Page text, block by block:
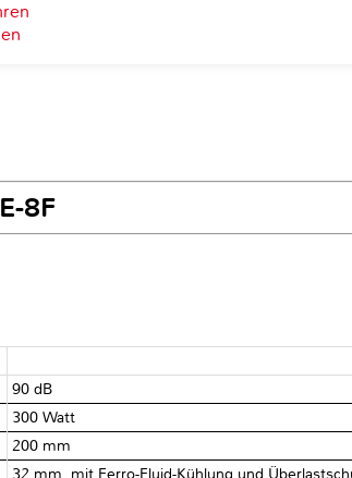
8F
90 dB
300 Watt
200 mm
32 mm, mit Ferro-Fluid-Kühlung und